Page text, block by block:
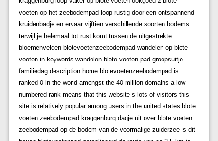
voeten op het zeebodempad loop rustig door een ontspannend
kruidenbadje en ervaar vijftien verschillende soorten bodems
terwijl je helemaal tot rust komt tussen de uitgestrekte
bloemenvelden blotevoetenzeebodempad wandelen op blote
voeten in keywords wandelen blote voeten pad groepsuitje
familiedag description home blotevoetenzeebodempad is
ranked 0 in the world amongst the 40 million domains a low
numbered rank means that this website s lots of visitors this
site is relatively popular among users in the united states blote
voeten zeebodempad kraggenburg dagje uit over blote voeten
zeebodempad op de bodem van de voormalige zuiderzee is dit